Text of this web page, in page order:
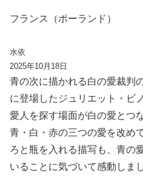
フランス（ポーランド）
水依
2025年10月18日
青の次に描かれる白の愛裁判
に登場したジュリエット・ビ
愛人を探す場面が白の愛とつ
青・白・赤の三つの愛を改め
ろと瓶を入れる描写も、青の
いることに気づいて感動しま